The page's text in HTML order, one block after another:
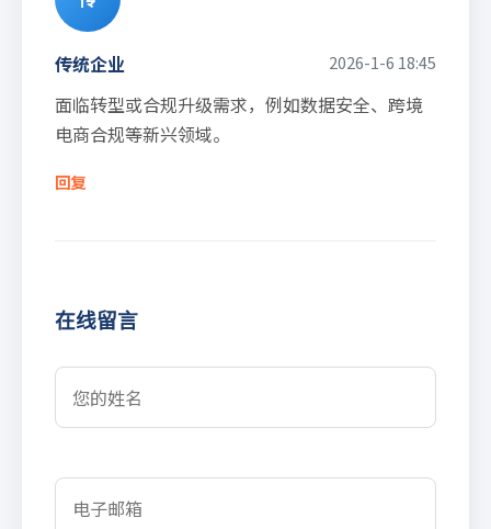
传统企业 2026-1-6 18:45
面临转型或合规升级需求，例如数据安全、跨境
电商合规等新兴领域。
回复
在线留言